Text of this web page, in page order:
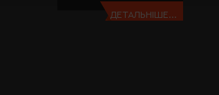
ДЕТАЛЬНІШЕ...